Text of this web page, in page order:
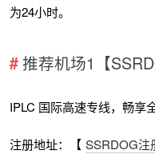
为24小时。
推荐机场1【
IPLC 国际高速专线，畅享
注册地址：【 SSRDOG注